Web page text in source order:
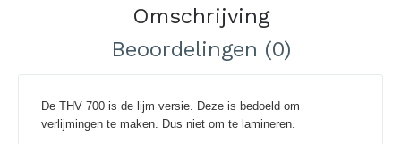
Omschrijving
Beoordelingen (0)
De THV 700 is de lijm versie. Deze is bedoeld om
verlijmingen te maken. Dus niet om te lamineren.